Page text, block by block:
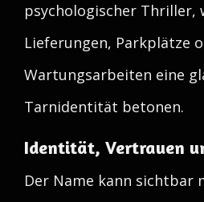
psychologischer Thriller,
Lieferungen, Parkplätze
Wartungsarbeiten eine
Tarnidentität betonen.
Identität, Vertrauen
Der Name kann sichtbar